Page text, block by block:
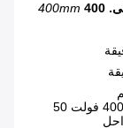
400mm 400
تيار متردد 400 فولت 50